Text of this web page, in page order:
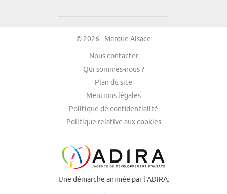
© 2026 - Marque Alsace
Nous contacter
Qui sommes-nous ?
Plan du site
Mentions légales
Politique de confidentialité
Politique relative aux cookies
Une démarche animée par l’ADIRA.